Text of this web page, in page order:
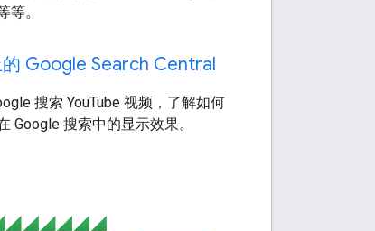
等。
的 Google Search Central
搜索 YouTube 视频，了解如何
Google 搜索中的显示效果。